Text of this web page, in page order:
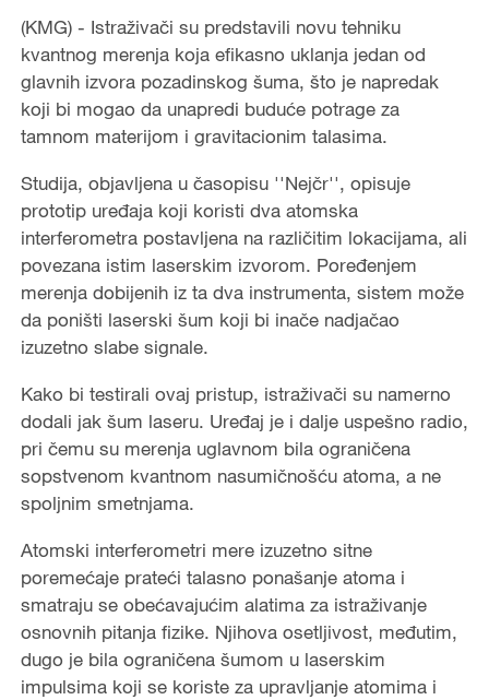
(KMG) - Istraživači su predstavili novu tehniku
kvantnog merenja koja efikasno uklanja jedan od
glavnih izvora pozadinskog šuma, što je napredak
koji bi mogao da unapredi buduće potrage za
tamnom materijom i gravitacionim talasima.
Studija, objavljena u časopisu ''Nejčr'', opisuje
prototip uređaja koji koristi dva atomska
interferometra postavljena na različitim lokacijama, ali
povezana istim laserskim izvorom. Poređenjem
merenja dobijenih iz ta dva instrumenta, sistem može
da poništi laserski šum koji bi inače nadjačao
izuzetno slabe signale.
Kako bi testirali ovaj pristup, istraživači su namerno
dodali jak šum laseru. Uređaj je i dalje uspešno radio,
pri čemu su merenja uglavnom bila ograničena
sopstvenom kvantnom nasumičnošću atoma, a ne
spoljnim smetnjama.
Atomski interferometri mere izuzetno sitne
poremećaje prateći talasno ponašanje atoma i
smatraju se obećavajućim alatima za istraživanje
osnovnih pitanja fizike. Njihova osetljivost, međutim,
dugo je bila ograničena šumom u laserskim
impulsima koji se koriste za upravljanje atomima i